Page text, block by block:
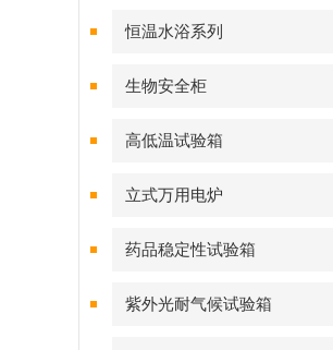
恒温水浴系列
生物安全柜
高低温试验箱
立式万用电炉
药品稳定性试验箱
紫外光耐气候试验箱